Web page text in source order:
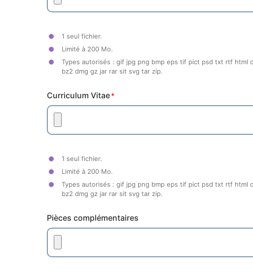
1 seul fichier.
Limité à 200 Mo.
Types autorisés : gif jpg png bmp eps tif pict psd txt rtf html
bz2 dmg gz jar rar sit svg tar zip.
Curriculum Vitae
1 seul fichier.
Limité à 200 Mo.
Types autorisés : gif jpg png bmp eps tif pict psd txt rtf html
bz2 dmg gz jar rar sit svg tar zip.
Pièces complémentaires